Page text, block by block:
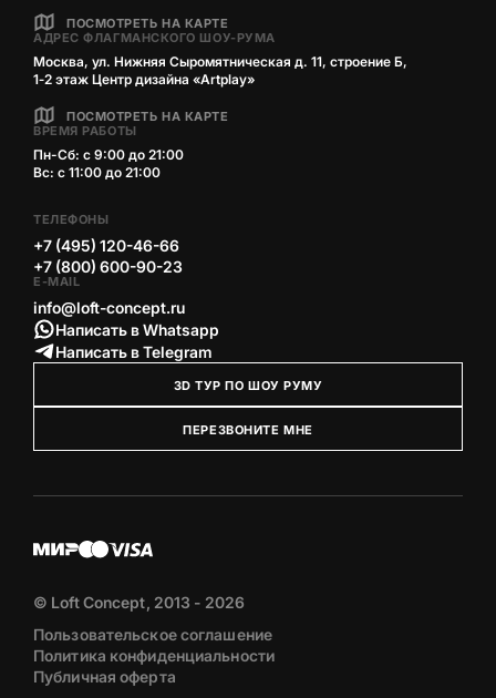
ПОСМОТРЕТЬ НА КАРТЕ
АДРЕС ФЛАГМАНСКОГО ШОУ-РУМА
Москва, ул. Нижняя Сыромятническая д. 11, строение Б,
1‑2 этаж Центр дизайна «Artplay»
ПОСМОТРЕТЬ НА КАРТЕ
ВРЕМЯ РАБОТЫ
Пн-Сб: с 9:00 до 21:00
Вс: с 11:00 до 21:00
ТЕЛЕФОНЫ
+7 (495) 120-46-66
+7 (800) 600-90-23
E-MAIL
info@loft-concept.ru
Написать в Whatsapp
Написать в Telegram
3D ТУР ПО ШОУ РУМУ
ПЕРЕЗВОНИТЕ МНЕ
© Loft Concept, 2013 - 2026
Пользовательское соглашение
Политика конфиденциальности
Публичная оферта